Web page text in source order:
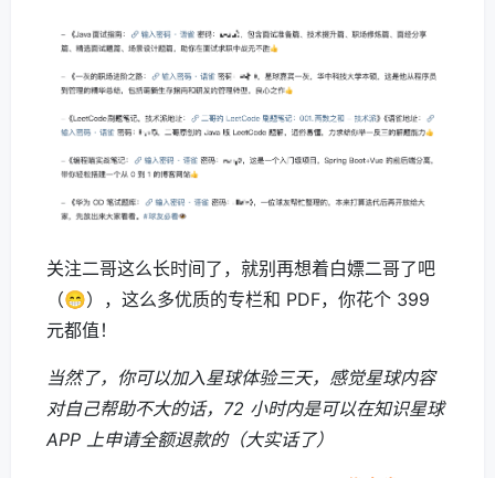
关注二哥这么长时间了，就别再想着白嫖二哥了吧
（😁），这么多优质的专栏和 PDF，你花个 399
元都值！
当然了，你可以加入星球体验三天，感觉星球内容
对自己帮助不大的话，72 小时内是可以在知识星球
APP 上申请全额退款的（大实话了）